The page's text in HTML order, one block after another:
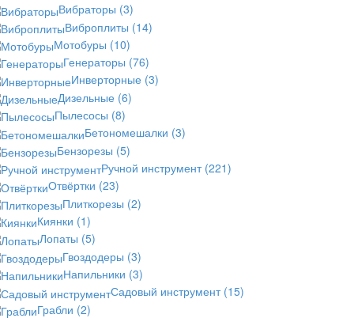
Вибраторы (3)
Виброплиты (14)
Мотобуры (10)
Генераторы (76)
Инверторные (3)
Дизельные (6)
Пылесосы (8)
Бетономешалки (3)
Бензорезы (5)
Ручной инструмент (221)
Отвёртки (23)
Плиткорезы (2)
Киянки (1)
Лопаты (5)
Гвоздодеры (3)
Напильники (3)
Садовый инструмент (15)
Грабли (2)